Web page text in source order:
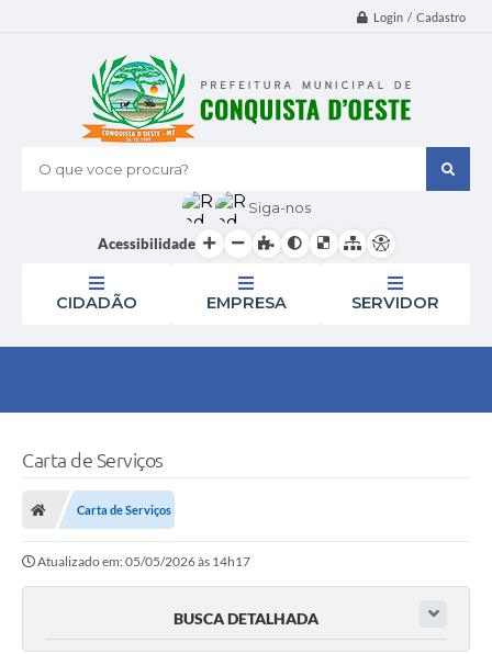
Login / Cadastro
O que voce procura?
Siga-nos
Acessibilidade
CIDADÃO EMPRESA SERVIDOR
Carta de Serviços
Carta de Serviços
Atualizado em: 05/05/2026 às 14h17
BUSCA DETALHADA